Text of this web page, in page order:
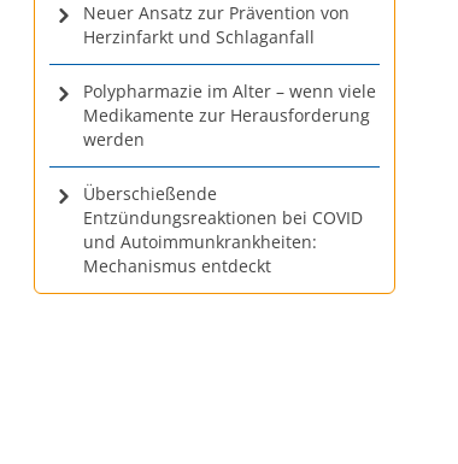
Neuer Ansatz zur Prävention von
Herzinfarkt und Schlaganfall
Polypharmazie im Alter – wenn viele
Medikamente zur Herausforderung
werden
Überschießende
Entzündungsreaktionen bei COVID
und Autoimmunkrankheiten:
Mechanismus entdeckt